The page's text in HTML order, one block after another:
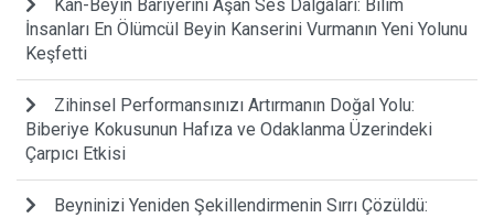
Kan-Beyin Bariyerini Aşan Ses Dalgaları: Bilim
İnsanları En Ölümcül Beyin Kanserini Vurmanın Yeni Yolunu
Keşfetti
Zihinsel Performansınızı Artırmanın Doğal Yolu:
Biberiye Kokusunun Hafıza ve Odaklanma Üzerindeki
Çarpıcı Etkisi
Beyninizi Yeniden Şekillendirmenin Sırrı Çözüldü: